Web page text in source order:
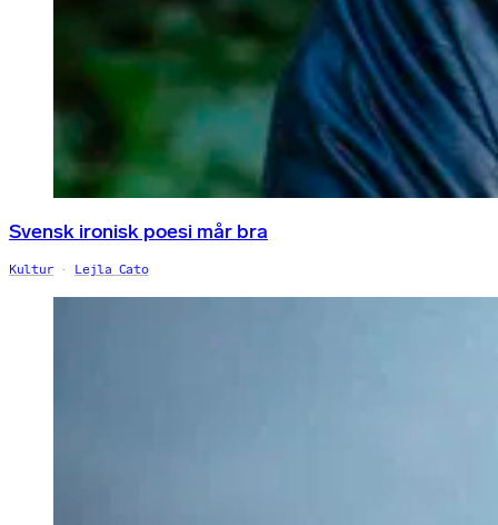
Svensk ironisk poesi mår bra
Kultur Lejla Cato